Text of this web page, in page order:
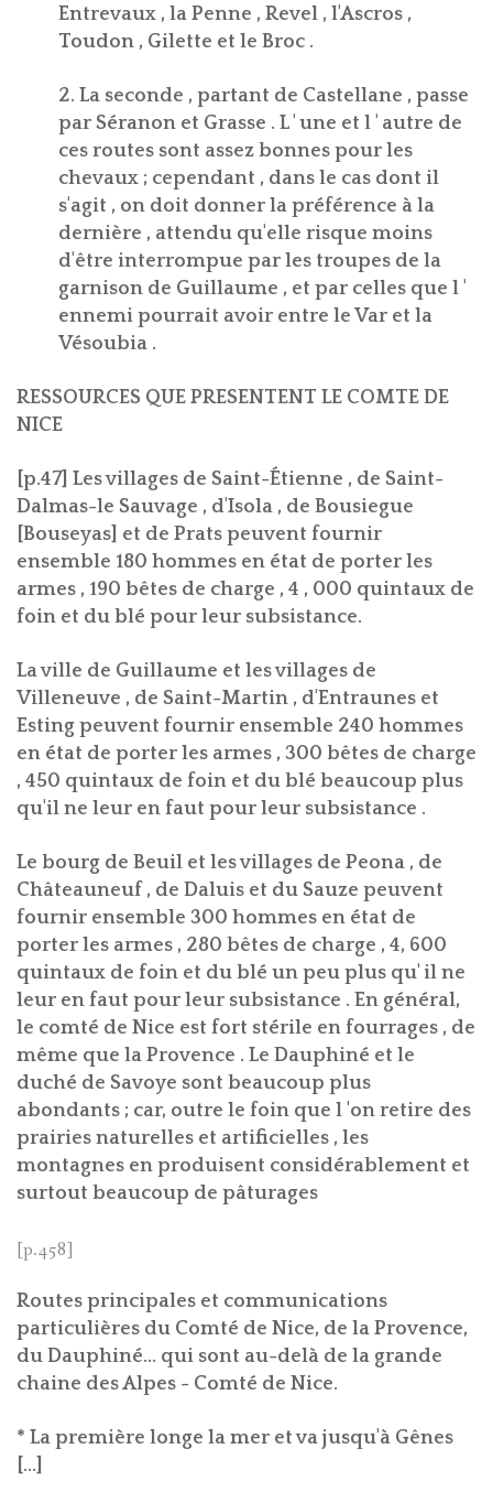
Entrevaux , la Penne , Revel , l'Ascros ,
Toudon , Gilette et le Broc .
2. La seconde , partant de Castellane , passe
par Séranon et Grasse . L ' une et l ' autre de
ces routes sont assez bonnes pour les
chevaux ; cependant , dans le cas dont il
s'agit , on doit donner la préférence à la
dernière , attendu qu'elle risque moins
d'être interrompue par les troupes de la
garnison de Guillaume , et par celles que l '
ennemi pourrait avoir entre le Var et la
Vésoubia .
RESSOURCES QUE PRESENTENT LE COMTE DE
NICE
[p.47] Les villages de Saint-Étienne , de Saint-
Dalmas-le Sauvage , d'Isola , de Bousiegue
[Bouseyas] et de Prats peuvent fournir
ensemble 180 hommes en état de porter les
armes , 190 bêtes de charge , 4 , 000 quintaux de
foin et du blé pour leur subsistance.
La ville de Guillaume et les villages de
Villeneuve , de Saint-Martin , d'Entraunes et
Esting peuvent fournir ensemble 240 hommes
en état de porter les armes , 300 bêtes de charge
, 450 quintaux de foin et du blé beaucoup plus
qu'il ne leur en faut pour leur subsistance .
Le bourg de Beuil et les villages de Peona , de
Châteauneuf , de Daluis et du Sauze peuvent
fournir ensemble 300 hommes en état de
porter les armes , 280 bêtes de charge , 4, 600
quintaux de foin et du blé un peu plus qu' il ne
leur en faut pour leur subsistance . En général,
le comté de Nice est fort stérile en fourrages , de
même que la Provence . Le Dauphiné et le
duché de Savoye sont beaucoup plus
abondants ; car, outre le foin que l 'on retire des
prairies naturelles et artificielles , les
montagnes en produisent considérablement et
surtout beaucoup de pâturages
[p.458]
Routes principales et communications
particulières du Comté de Nice, de la Provence,
du Dauphiné... qui sont au-delà de la grande
chaine des Alpes - Comté de Nice.
* La première longe la mer et va jusqu'à Gênes
[...]